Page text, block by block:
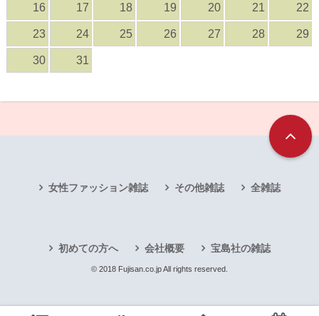
16 17 18 19 20 21 22
23 24 25 26 27 28 29
30 31
女性ファッション雑誌 その他雑誌 全雑誌
初めての方へ 会社概要 宝島社の雑誌
© 2018 Fujisan.co.jp All rights reserved.